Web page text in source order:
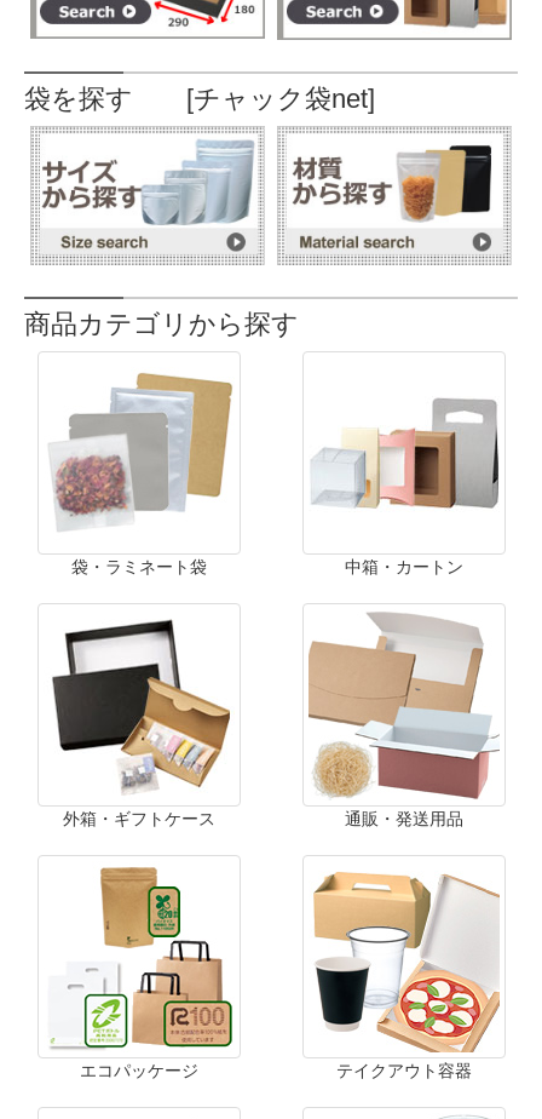
袋を探す [チャック袋net]
商品カテゴリから探す
袋・ラミネート袋 中箱・カートン
外箱・ギフトケース 通販・発送用品
エコパッケージ テイクアウト容器